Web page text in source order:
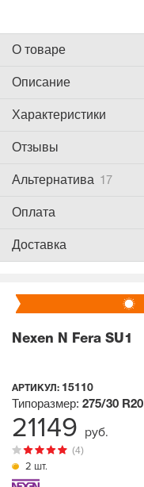
О товаре
Описание
Характеристики
Отзывы
Альтернатива 17
Оплата
Доставка
Nexen N Fera SU1
АРТИКУЛ: 15110
2 шт.
(4)
Типоразмер: 275/30 R20
21149 руб.